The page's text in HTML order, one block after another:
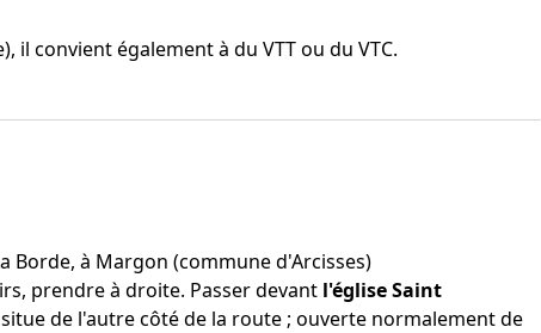
il convient également à du VTT ou du VTC.
Borde, à Margon (commune d'Arcisses)
prendre à droite. Passer devant l'église Saint
de l'autre côté de la route ; ouverte normalement de